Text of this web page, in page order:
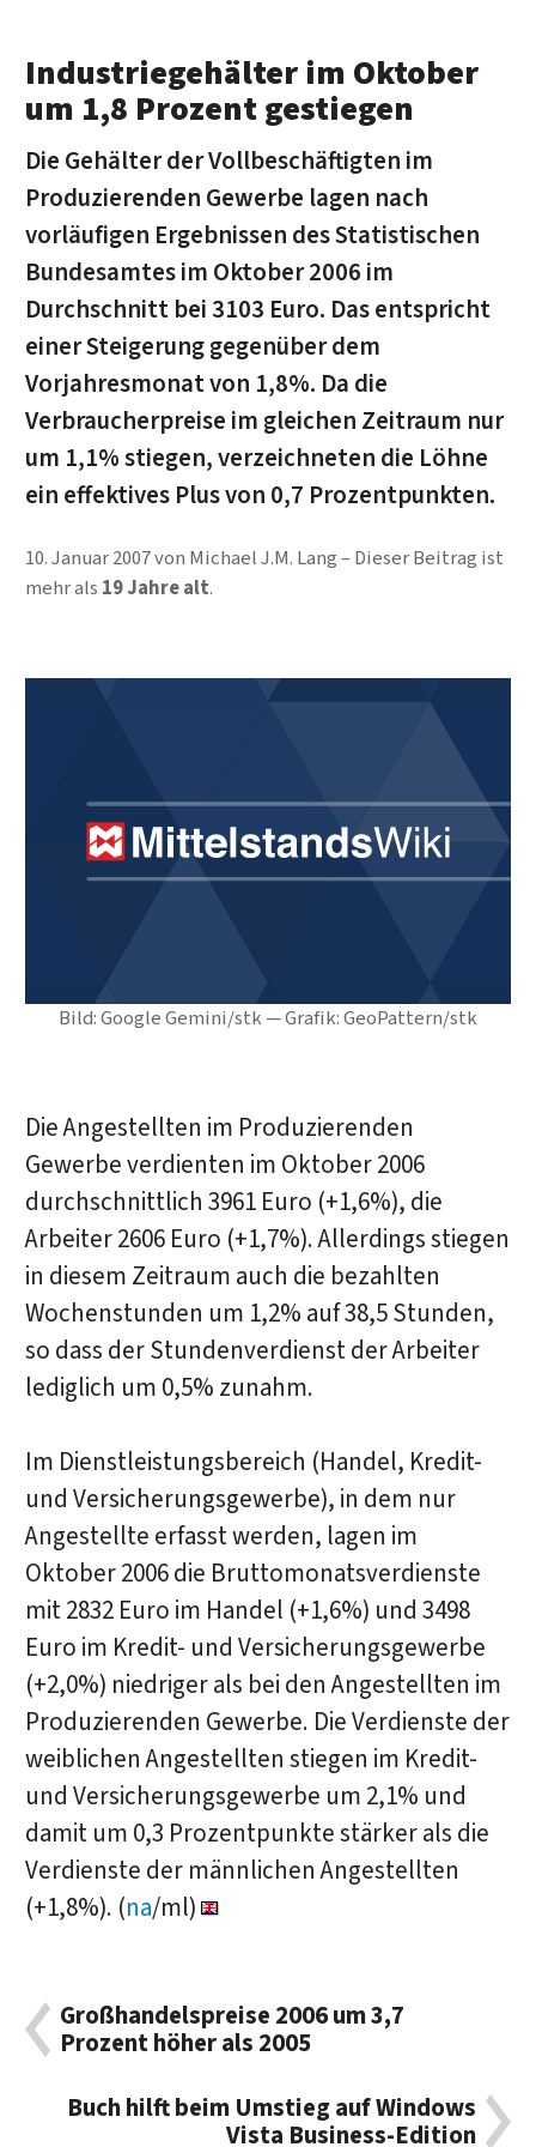
Bild: Google Gemini/stk — Grafik: GeoPattern/stk
Industriegehälter im Oktober
um 1,8 Prozent gestiegen
Die Gehälter der Vollbeschäftigten im
Produzierenden Gewerbe lagen nach
vorläufigen Ergebnissen des Statistischen
Bundesamtes im Oktober 2006 im
Durchschnitt bei 3103 Euro. Das entspricht
einer Steigerung gegenüber dem
Vorjahresmonat von 1,8%. Da die
Verbraucherpreise im gleichen Zeitraum nur
um 1,1% stiegen, verzeichneten die Löhne
ein effektives Plus von 0,7 Prozentpunkten.
10. Januar 2007von Michael J.M. Lang
Dieser Beitrag ist
mehr als 19 Jahre alt.
Die Angestellten im Produzierenden
Gewerbe verdienten im Oktober 2006
durchschnittlich 3961 Euro (+1,6%), die
Arbeiter 2606 Euro (+1,7%). Allerdings stiegen
in diesem Zeitraum auch die bezahlten
Wochenstunden um 1,2% auf 38,5 Stunden,
so dass der Stundenverdienst der Arbeiter
lediglich um 0,5% zunahm.
Im Dienstleistungsbereich (Handel, Kredit-
und Versicherungsgewerbe), in dem nur
Angestellte erfasst werden, lagen im
Oktober 2006 die Bruttomonatsverdienste
mit 2832 Euro im Handel (+1,6%) und 3498
Euro im Kredit- und Versicherungsgewerbe
(+2,0%) niedriger als bei den Angestellten im
Produzierenden Gewerbe. Die Verdienste der
weiblichen Angestellten stiegen im Kredit-
und Versicherungsgewerbe um 2,1% und
damit um 0,3 Prozentpunkte stärker als die
Verdienste der männlichen Angestellten
(+1,8%). (na/ml)
Großhandelspreise 2006 um 3,7
Prozent höher als 2005
Buch hilft beim Umstieg auf Windows
Vista Business-Edition